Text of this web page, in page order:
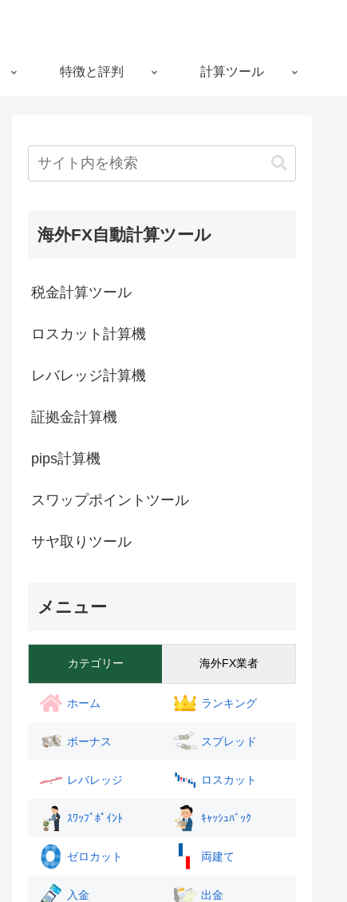
特徴と評判 計算ツール
海外FX自動計算ツール
税金計算ツール
ロスカット計算機
レバレッジ計算機
証拠金計算機
pips計算機
スワップポイントツール
サヤ取りツール
メニュー
カテゴリー 海外FX業者
ホーム ランキング
ボーナス スプレッド
レバレッジ ロスカット
ｽﾜｯﾌﾟﾎﾟｲﾝﾄ ｷｬｯｼｭﾊﾞｯｸ
ゼロカット 両建て
入金 出金